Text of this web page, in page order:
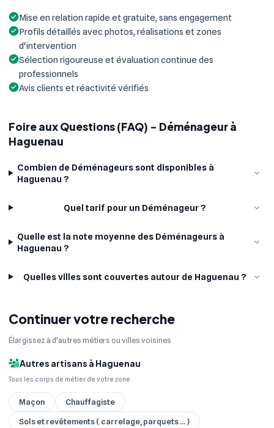
Mise en relation rapide et gratuite, sans engagement
Profils détaillés avec photos, réalisations et zones
d'intervention
Sélection rigoureuse et évaluation continue des
professionnels
Avis clients et réactivité vérifiés
Foire aux Questions (FAQ) - Déménageur à
Haguenau
Combien de Déménageurs sont disponibles à
Haguenau ?
Quel tarif pour un Déménageur ?
Quelle est la note moyenne des Déménageurs à
Haguenau ?
Quelles villes sont couvertes autour de Haguenau ?
Continuer votre recherche
Élargissez à d'autres métiers ou villes voisines
Autres artisans à Haguenau
Tous les corps de métier de votre zone
Maçon
Chauffagiste
Sols et revêtements ( carrelage, parquets ... )